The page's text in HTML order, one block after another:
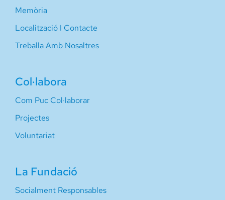
Memòria
Localització I Contacte
Treballa Amb Nosaltres
Col·labora
Com Puc Col·laborar
Projectes
Voluntariat
La Fundació
Socialment Responsables